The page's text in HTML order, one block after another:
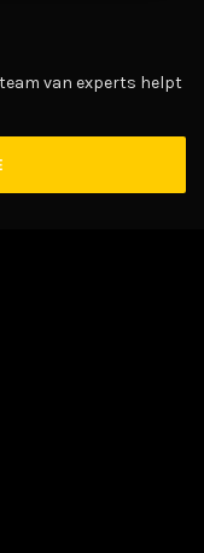
van experts helpt